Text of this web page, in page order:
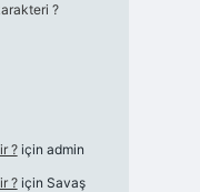
?
?için admin
?için Savaş